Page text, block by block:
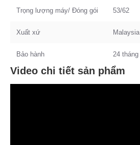
Trọng lượng máy/ Đóng gói 53/62
Xuất xứ Malaysia
Bảo hành 24 tháng
Video chi tiết sản phẩm